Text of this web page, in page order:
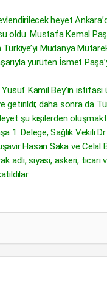
heyet
oldu. Mustafa Kemal
Mudanya
yürüten İsmet
Yusuf Kamil Bey’in
getirildi; daha sonra da
şu kişilerden
1. Delege, Sağlık Vekili
Hasan Saka ve Celal
adli, siyasi, askeri, ticari